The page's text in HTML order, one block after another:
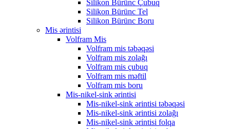
Silikon Bürünc Çubuq
Silikon Bürünc Tel
Silikon Bürünc Boru
Mis ərintisi
Volfram Mis
Volfram mis təbəqəsi
Volfram mis zolağı
Volfram mis çubuq
Volfram mis məftil
Volfram mis boru
Mis-nikel-sink ərintisi
Mis-nikel-sink ərintisi təbəqəsi
Mis-nikel-sink ərintisi zolağı
Mis-nikel-sink ərintisi folqa